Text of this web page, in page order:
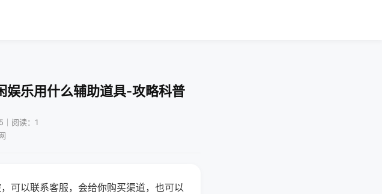
娱乐用什么辅助道具-攻略科普
阅读：1
可以联系客服，会给你购买渠道，也可以